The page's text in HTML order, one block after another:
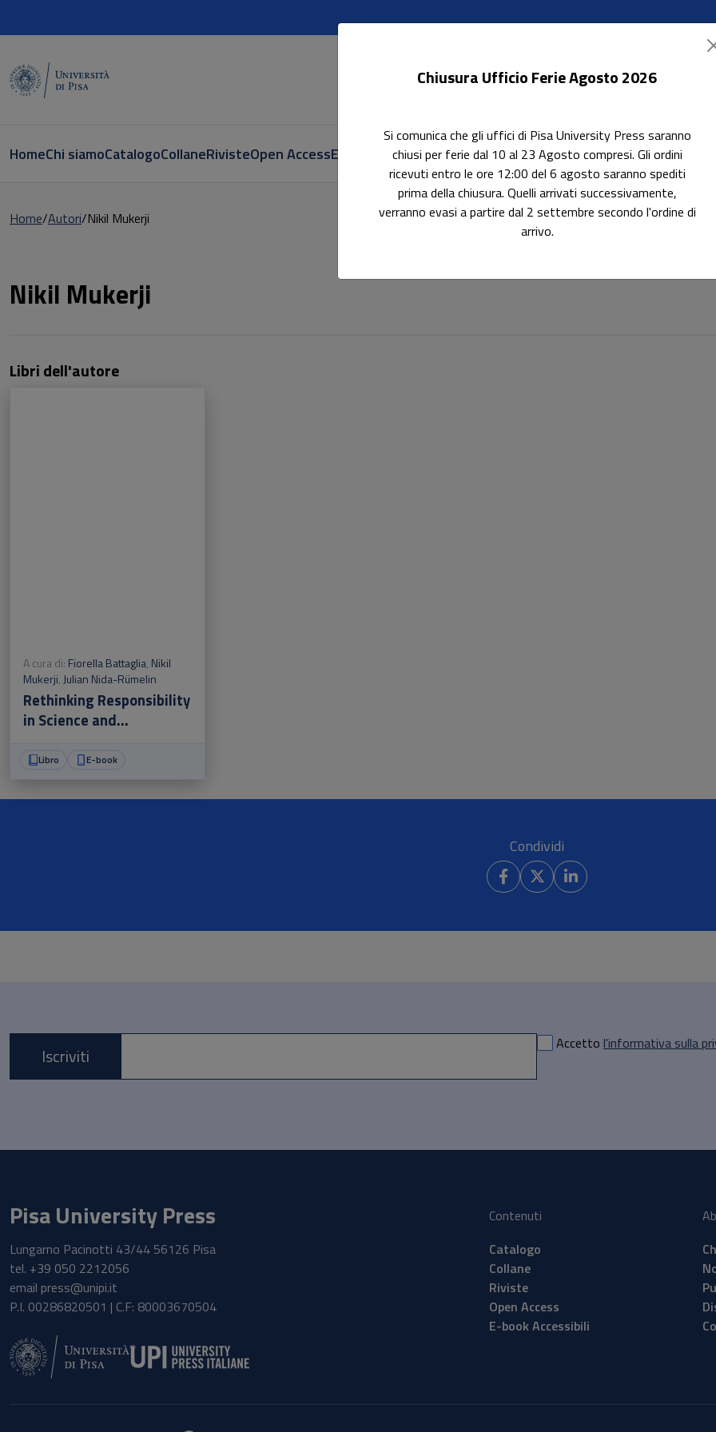
HomeChi siamoCatalogoCollaneRivisteOpen AccessE-book AccessibiliIn evidenzaPubblica con noi
Home Autori Nikil Mukerji
Nikil Mukerji
Libri dell'autore
A cura di: Fiorella Battaglia, Nikil
Mukerji, Julian Nida-Rümelin
Rethinking Responsibility
in Science and
Libro E-book
Condividi
E-mail *
Accetto l'informativa sulla
Iscriviti
Pisa University Press
Lungarno Pacinotti 43/44 56126 Pisa
tel. +39 050 2212056
email press@unipi.it
P.I. 00286820501 | C.F: 80003670504
Contenuti
Catalogo
Collane
Riviste
Open Access
E-book Accessibili
Chiusura Ufficio Ferie Agosto 2026
Si comunica che gli uffici di Pisa University Press saranno
chiusi per ferie dal 10 al 23 Agosto compresi. Gli ordini
ricevuti entro le ore 12:00 del 6 agosto saranno spediti
prima della chiusura. Quelli arrivati successivamente,
verranno evasi a partire dal 2 settembre secondo l'ordine di
arrivo.